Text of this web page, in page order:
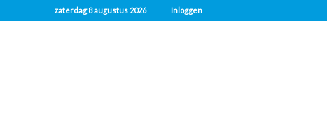
zaterdag 8 augustus 2026 Inloggen